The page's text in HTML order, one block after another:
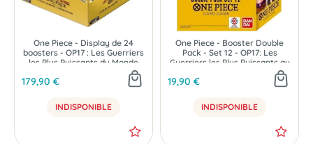
One Piece - Display de 24
boosters - OP17 : Les Guerriers
les Plus Puissants du Monde
179,90 €
INDISPONIBLE
One Piece - Booster Double
Pack - Set 12 - OP17: Les
Guerriers les Plus Puissants au
19,90 €
INDISPONIBLE